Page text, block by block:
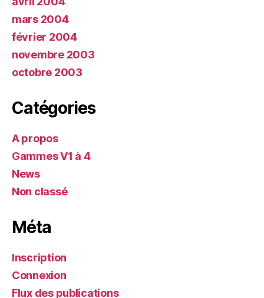
mars 2004
février 2004
novembre 2003
octobre 2003
Catégories
A propos
Gammes V1 à 4
News
Non classé
Méta
Inscription
Connexion
Flux des publications